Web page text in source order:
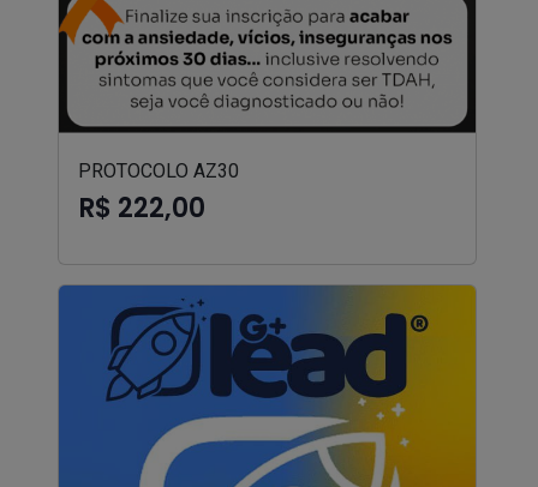
PROTOCOLO AZ30
R$ 222,00